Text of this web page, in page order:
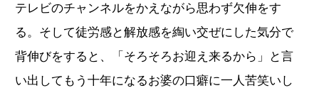
テレビのチャンネルをかえながら思わず欠伸をす
る。そして徒労感と解放感を綯い交ぜにした気分で
背伸びをすると、「そろそろお迎え来るから」と言
い出してもう十年になるお婆の口癖に一人苦笑いし